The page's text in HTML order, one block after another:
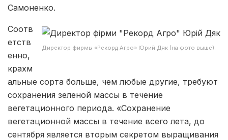
Самоненко.
Директор фирмы «Рекорд Агро» Юрий Дяк (на фото выше).
Соотв
етств
енно,
крахм
альные сорта больше, чем любые другие, требуют
сохранения зеленой массы в течение
вегетационного периода. «Сохранение
вегетационной массы в течение всего лета, до
сентября является вторым секретом выращивания